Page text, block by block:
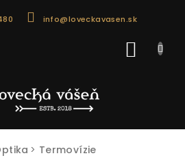
info@loveckavasen.sk
Termovízie